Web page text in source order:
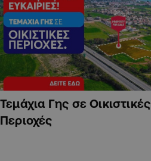
Τεμάχια Γης σε Οικιστικές
Περιοχές